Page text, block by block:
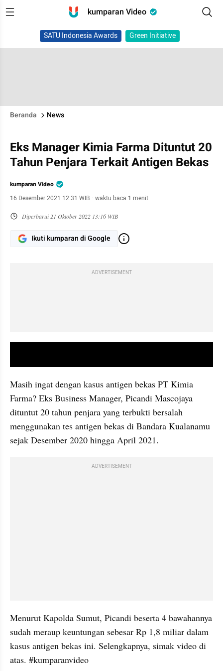
kumparan Video
SATU Indonesia Awards Green Initiative
Beranda News
Eks Manager Kimia Farma Dituntut 20
Tahun Penjara Terkait Antigen Bekas
kumparan Video
16 Desember 2021 12:31 WIB · waktu baca 1 menit
Diperbarui21 Oktober 2022 13:16 WIB
Ikuti kumparan di Google
ADVERTISEMENT
Masih ingat dengan kasus antigen bekas PT Kimia
Farma? Eks Business Manager, Picandi Mascojaya
dituntut 20 tahun penjara yang terbukti bersalah
menggunakan tes antigen bekas di Bandara Kualanamu
sejak Desember 2020 hingga April 2021.
ADVERTISEMENT
Menurut Kapolda Sumut, Picandi beserta 4 bawahannya
sudah meraup keuntungan sebesar Rp 1,8 miliar dalam
kasus antigen bekas ini. Selengkapnya, simak video di
atas. #kumparanvideo